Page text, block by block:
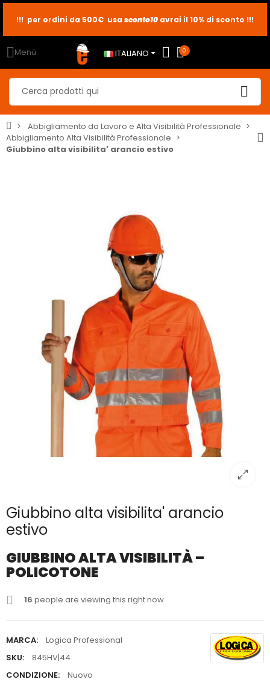
sconto2
sconto5
!!! per ordini da 500€ usa sconto10 avrai il 10% di sconto !!!
Menù ITALIANO 0
Abbigliamento da Lavoro e Alta Visibilità Professionale
Abbigliamento Alta Visibilità Professionale
Giubbino alta visibilita' arancio estivo
Giubbino alta visibilita' arancio
estivo
GIUBBINO ALTA VISIBILITÀ –
POLICOTONE
16 people are viewing this right now
MARCA:
Logica Professional
SKU:
845HV|44
CONDIZIONE:
Nuovo